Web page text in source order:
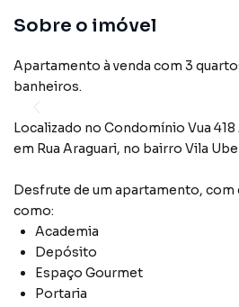
Sobre o imóvel
Apartamento à venda com 3
banheiros.
Localizado no Condomínio Vua
em Rua Araguari, no bairro Vila
Desfrute de um apartamento, com
como:
Academia
Depósito
Espaço Gourmet
Portaria